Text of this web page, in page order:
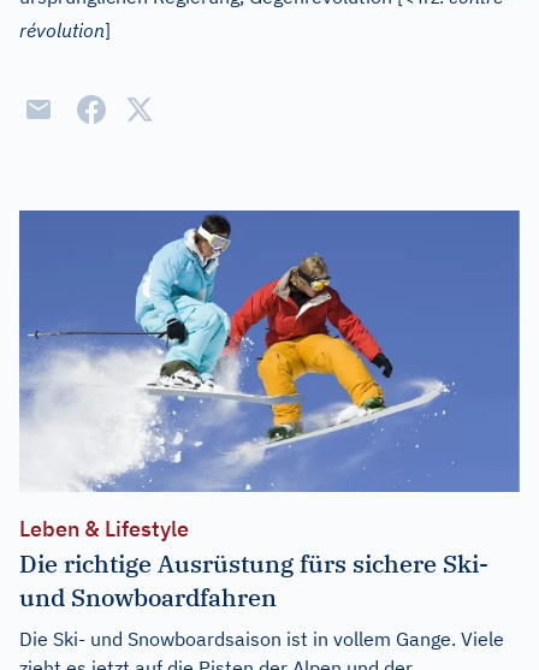
révolution]
Leben & Lifestyle
Die richtige Ausrüstung fürs sichere Ski-
und Snowboardfahren
Die Ski- und Snowboardsaison ist in vollem Gange. Viele